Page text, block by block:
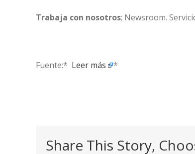
Trabaja con nosotros; Newsroom.
Fuente:* ​ Leer más *
Share This Story,